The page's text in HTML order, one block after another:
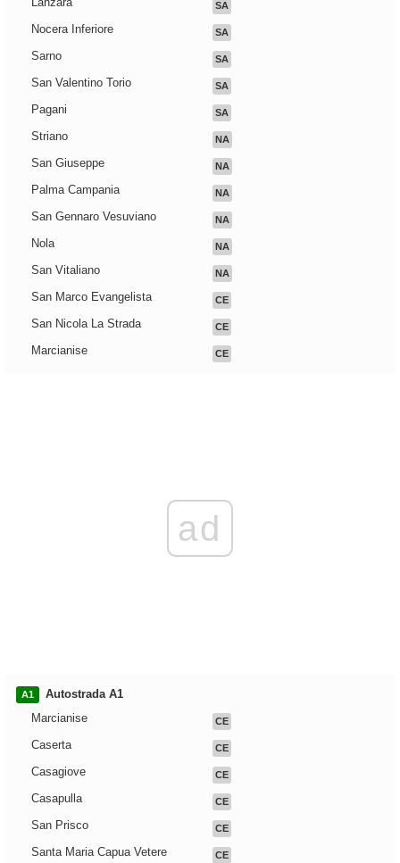
SA
Nocera Inferiore SA
Sarno SA
San Valentino Torio SA
Pagani SA
Striano NA
San Giuseppe NA
Palma Campania NA
San Gennaro Vesuviano NA
Nola NA
San Vitaliano NA
San Marco Evangelista CE
San Nicola La Strada CE
Marcianise CE
ad
A1
Autostrada A1
Marcianise
CE
Caserta CE
Casagiove CE
Casapulla CE
San Prisco CE
Santa Maria Capua Vetere CE